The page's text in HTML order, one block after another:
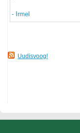
- Irmel
Uudisvoog!